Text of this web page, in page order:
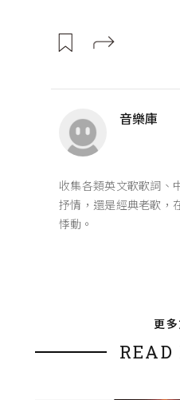
音樂庫
收集各類英文歌歌詞、
抒情，還是經典老歌，
悸動。
更
READ